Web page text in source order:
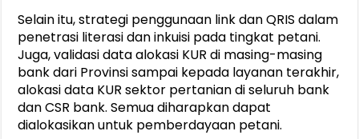
Selain itu, strategi penggunaan link dan QRIS dalam
penetrasi literasi dan inkuisi pada tingkat petani.
Juga, validasi data alokasi KUR di masing-masing
bank dari Provinsi sampai kepada layanan terakhir,
alokasi data KUR sektor pertanian di seluruh bank
dan CSR bank. Semua diharapkan dapat
dialokasikan untuk pemberdayaan petani.